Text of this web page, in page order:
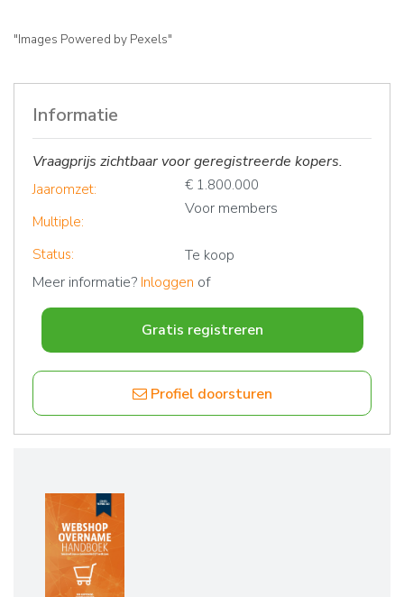
"Images Powered by Pexels"
Informatie
Vraagprijs zichtbaar voor geregistreerde kopers.
Jaaromzet: € 1.800.000
Multiple:
Voor members
Status: Te koop
Meer informatie? Inloggen of
Gratis registreren
Profiel doorsturen